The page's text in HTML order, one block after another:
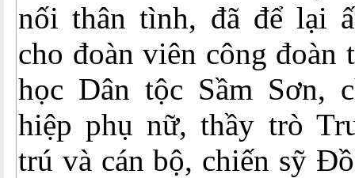
nối thân tình, đã để lại
cho đoàn viên công
học Dân tộc Sầm Sơn,
hiệp phụ nữ, thầy trò
trú và cán bộ, chiến sỹ